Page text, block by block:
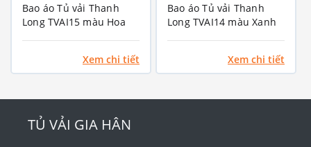
Bao áo Tủ vải Thanh
Long TVAI15 màu Hoa
Xem chi tiết
Bao áo Tủ vải Thanh
Long TVAI14 màu Xanh
Xem chi tiết
TỦ VẢI GIA HÂN